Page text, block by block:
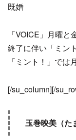
既婚
「VOICE」月曜
終了に伴い「ミン
「ミント！」で
[/su_column][/
玉巻映美（た